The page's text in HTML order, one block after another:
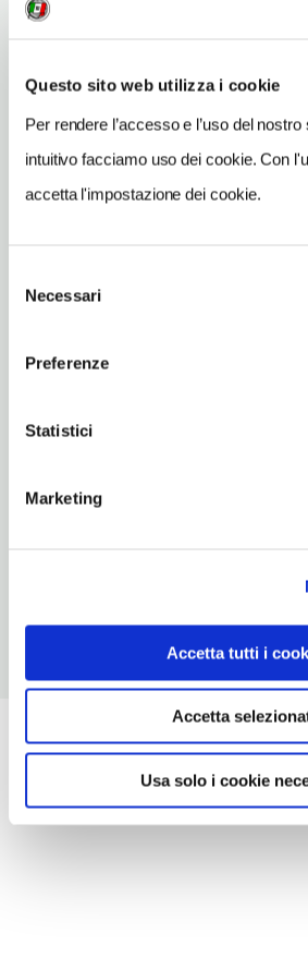
Questo sito web utilizza i cookie
Per rendere l’accesso e l’uso del
intuitivo facciamo uso dei cookie. Con
accetta l'impostazione dei cookie.
delNecessari
Preferenze
Statistici
Marketing
Accetta tutti i
Accetta
Usa solo i cookie
Vedi su Google Maps
S. Marco 5556 - 30124
Venezia (VE)
SITO WEB
amo@alajmo.it
0412412823
classica,carne,pesce,pizze
70